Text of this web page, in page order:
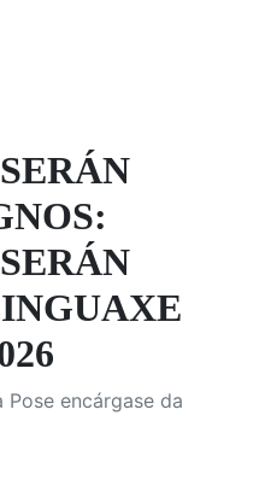
Pose encárgase da